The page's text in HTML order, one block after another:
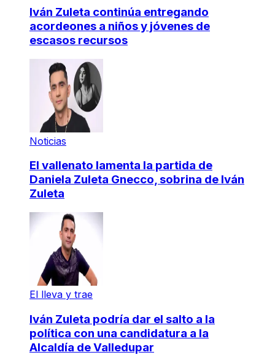
Iván Zuleta continúa entregando
acordeones a niños y jóvenes de
escasos recursos
Noticias
El vallenato lamenta la partida de
Daniela Zuleta Gnecco, sobrina de Iván
Zuleta
El lleva y trae
Iván Zuleta podría dar el salto a la
política con una candidatura a la
Alcaldía de Valledupar